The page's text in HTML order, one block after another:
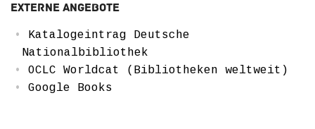
Externe Angebote
Katalogeintrag Deutsche
Nationalbibliothek
OCLC Worldcat (Bibliotheken weltweit)
Google Books